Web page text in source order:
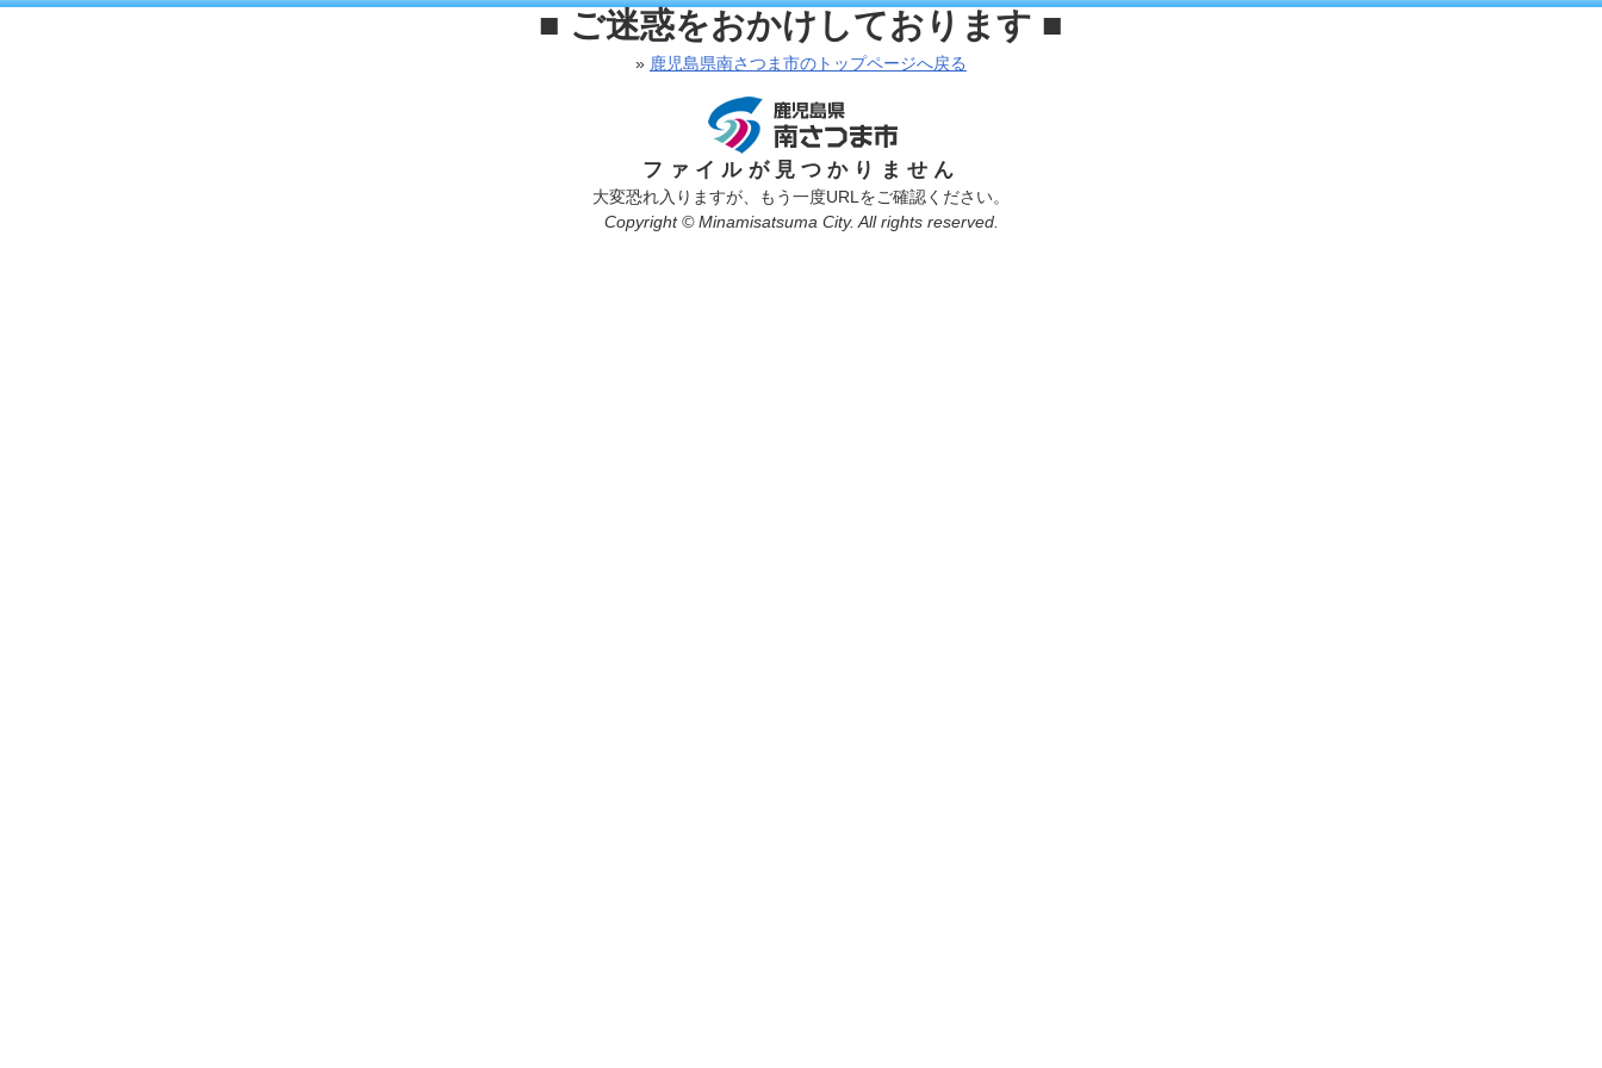
■ ご迷惑をおかけしております ■
» 鹿児島県南さつま市のトップページへ戻る
ファイルが見つかりません
大変恐れ入りますが、もう一度URLをご確認ください。
Copyright © Minamisatsuma City. All rights reserved.